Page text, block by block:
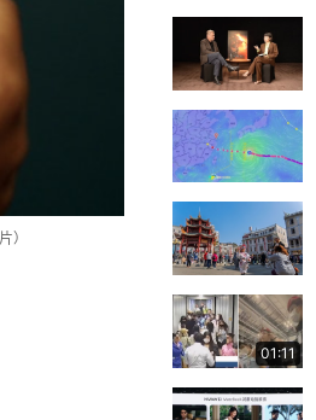
）
01:11